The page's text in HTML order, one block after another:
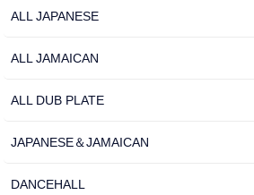
ALL JAPANESE
ALL JAMAICAN
ALL DUB PLATE
JAPANESE＆JAMAICAN
DANCEHALL